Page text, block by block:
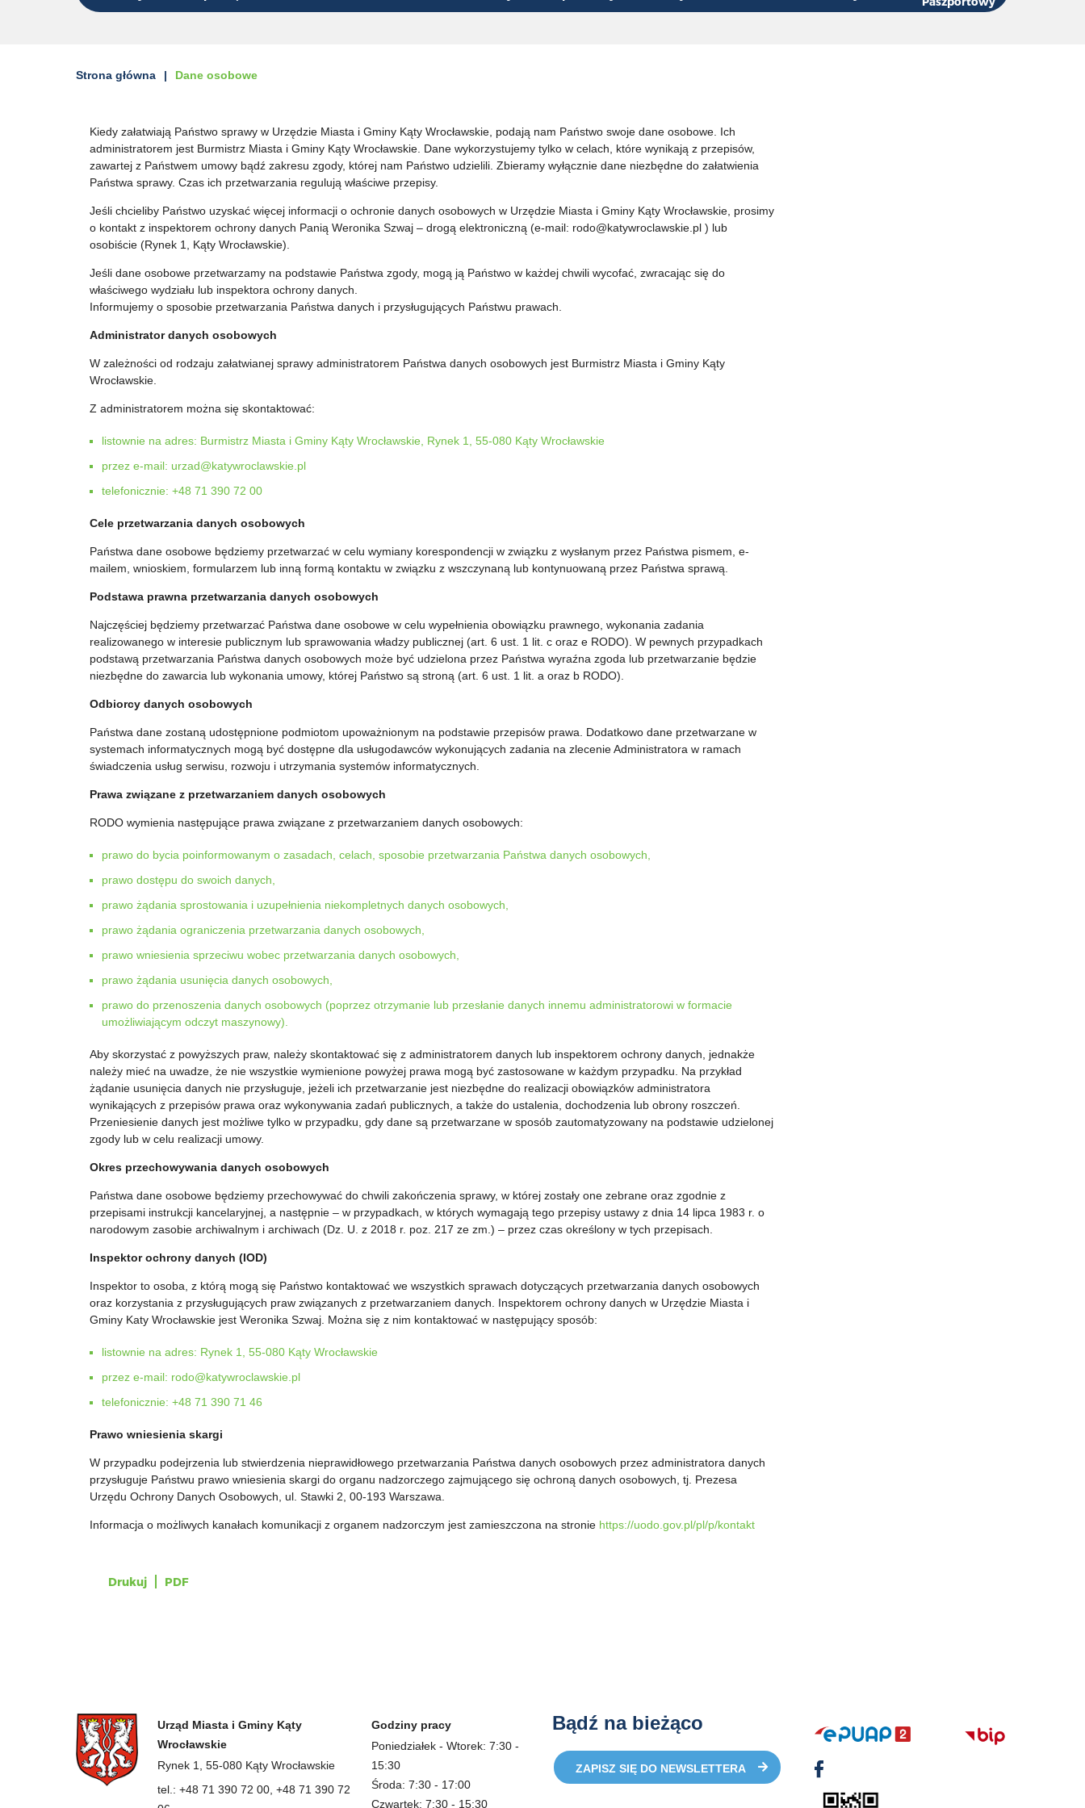
Strona główna Dane osobowe
Kiedy załatwiają Państwo sprawy w Urzędzie Miasta i Gminy Kąty Wrocławskie, podają nam Państwo swoje dane osobowe. Ich
administratorem jest Burmistrz Miasta i Gminy Kąty Wrocławskie. Dane wykorzystujemy tylko w celach, które wynikają z przepisów,
zawartej z Państwem umowy bądź zakresu zgody, której nam Państwo udzielili. Zbieramy wyłącznie dane niezbędne do załatwienia
Państwa sprawy. Czas ich przetwarzania regulują właściwe przepisy.
Jeśli chcieliby Państwo uzyskać więcej informacji o ochronie danych osobowych w Urzędzie Miasta i Gminy Kąty Wrocławskie, prosimy
o kontakt z inspektorem ochrony danych Panią Weronika Szwaj – drogą elektroniczną (e-mail: rodo@katywroclawskie.pl ) lub
osobiście (Rynek 1, Kąty Wrocławskie).
Jeśli dane osobowe przetwarzamy na podstawie Państwa zgody, mogą ją Państwo w każdej chwili wycofać, zwracając się do
właściwego wydziału lub inspektora ochrony danych.
Informujemy o sposobie przetwarzania Państwa danych i przysługujących Państwu prawach.
Administrator danych osobowych
W zależności od rodzaju załatwianej sprawy administratorem Państwa danych osobowych jest Burmistrz Miasta i Gminy Kąty
Wrocławskie.
Z administratorem można się skontaktować:
listownie na adres: Burmistrz Miasta i Gminy Kąty Wrocławskie, Rynek 1, 55-080 Kąty Wrocławskie
przez e-mail: urzad@katywroclawskie.pl
telefonicznie: +48 71 390 72 00
Cele przetwarzania danych osobowych
Państwa dane osobowe będziemy przetwarzać w celu wymiany korespondencji w związku z wysłanym przez Państwa pismem, e-
mailem, wnioskiem, formularzem lub inną formą kontaktu w związku z wszczynaną lub kontynuowaną przez Państwa sprawą.
Podstawa prawna przetwarzania danych osobowych
Najczęściej będziemy przetwarzać Państwa dane osobowe w celu wypełnienia obowiązku prawnego, wykonania zadania
realizowanego w interesie publicznym lub sprawowania władzy publicznej (art. 6 ust. 1 lit. c oraz e RODO). W pewnych przypadkach
podstawą przetwarzania Państwa danych osobowych może być udzielona przez Państwa wyraźna zgoda lub przetwarzanie będzie
niezbędne do zawarcia lub wykonania umowy, której Państwo są stroną (art. 6 ust. 1 lit. a oraz b RODO).
Odbiorcy danych osobowych
Państwa dane zostaną udostępnione podmiotom upoważnionym na podstawie przepisów prawa. Dodatkowo dane przetwarzane w
systemach informatycznych mogą być dostępne dla usługodawców wykonujących zadania na zlecenie Administratora w ramach
świadczenia usług serwisu, rozwoju i utrzymania systemów informatycznych.
Prawa związane z przetwarzaniem danych osobowych
RODO wymienia następujące prawa związane z przetwarzaniem danych osobowych:
prawo do bycia poinformowanym o zasadach, celach, sposobie przetwarzania Państwa danych osobowych,
prawo dostępu do swoich danych,
prawo żądania sprostowania i uzupełnienia niekompletnych danych osobowych,
prawo żądania ograniczenia przetwarzania danych osobowych,
prawo wniesienia sprzeciwu wobec przetwarzania danych osobowych,
prawo żądania usunięcia danych osobowych,
prawo do przenoszenia danych osobowych (poprzez otrzymanie lub przesłanie danych innemu administratorowi w formacie
umożliwiającym odczyt maszynowy).
Aby skorzystać z powyższych praw, należy skontaktować się z administratorem danych lub inspektorem ochrony danych, jednakże
należy mieć na uwadze, że nie wszystkie wymienione powyżej prawa mogą być zastosowane w każdym przypadku. Na przykład
żądanie usunięcia danych nie przysługuje, jeżeli ich przetwarzanie jest niezbędne do realizacji obowiązków administratora
wynikających z przepisów prawa oraz wykonywania zadań publicznych, a także do ustalenia, dochodzenia lub obrony roszczeń.
Przeniesienie danych jest możliwe tylko w przypadku, gdy dane są przetwarzane w sposób zautomatyzowany na podstawie udzielonej
zgody lub w celu realizacji umowy.
Okres przechowywania danych osobowych
Państwa dane osobowe będziemy przechowywać do chwili zakończenia sprawy, w której zostały one zebrane oraz zgodnie z
przepisami instrukcji kancelaryjnej, a następnie – w przypadkach, w których wymagają tego przepisy ustawy z dnia 14 lipca 1983 r. o
narodowym zasobie archiwalnym i archiwach (Dz. U. z 2018 r. poz. 217 ze zm.) – przez czas określony w tych przepisach.
Inspektor ochrony danych (IOD)
Inspektor to osoba, z którą mogą się Państwo kontaktować we wszystkich sprawach dotyczących przetwarzania danych osobowych
oraz korzystania z przysługujących praw związanych z przetwarzaniem danych. Inspektorem ochrony danych w Urzędzie Miasta i
Gminy Katy Wrocławskie jest Weronika Szwaj. Można się z nim kontaktować w następujący sposób:
listownie na adres: Rynek 1, 55-080 Kąty Wrocławskie
przez e-mail: rodo@katywroclawskie.pl
telefonicznie: +48 71 390 71 46
Prawo wniesienia skargi
W przypadku podejrzenia lub stwierdzenia nieprawidłowego przetwarzania Państwa danych osobowych przez administratora danych
przysługuje Państwu prawo wniesienia skargi do organu nadzorczego zajmującego się ochroną danych osobowych, tj. Prezesa
Urzędu Ochrony Danych Osobowych, ul. Stawki 2, 00-193 Warszawa.
Informacja o możliwych kanałach komunikacji z organem nadzorczym jest zamieszczona na stronie https://uodo.gov.pl/pl/p/kontakt
Drukuj PDF
Urząd Miasta i Gminy Kąty
Wrocławskie
Rynek 1, 55-080 Kąty Wrocławskie
tel.: +48 71 390 72 00, +48 71 390 72
Godziny pracy
Poniedziałek - Wtorek: 7:30 -
15:30
Środa: 7:30 - 17:00
Czwartek: 7:30 - 15:30
Bądź na bieżąco
ZAPISZ SIĘ DO NEWSLETTERA